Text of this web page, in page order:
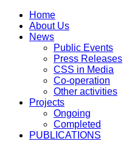
Home
About Us
News
Public Events
Press Releases
CSS in Media
Co-operation
Other activities
Projects
Ongoing
Completed
PUBLICATIONS